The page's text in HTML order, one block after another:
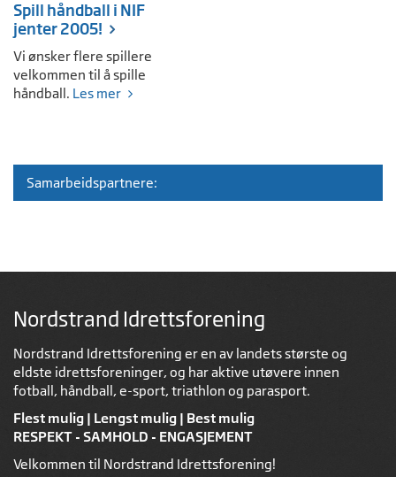
Spill håndball i NIF
jenter 2005!
Vi ønsker flere spillere
velkommen til å spille
håndball. Les mer
Samarbeidspartnere:
Nordstrand Idrettsforening
Nordstrand Idrettsforening er en av landets største og
eldste idrettsforeninger, og har aktive utøvere innen
fotball, håndball, e-sport, triathlon og parasport.
Flest mulig | Lengst mulig | Best mulig
RESPEKT - SAMHOLD - ENGASJEMENT
Velkommen til Nordstrand Idrettsforening!